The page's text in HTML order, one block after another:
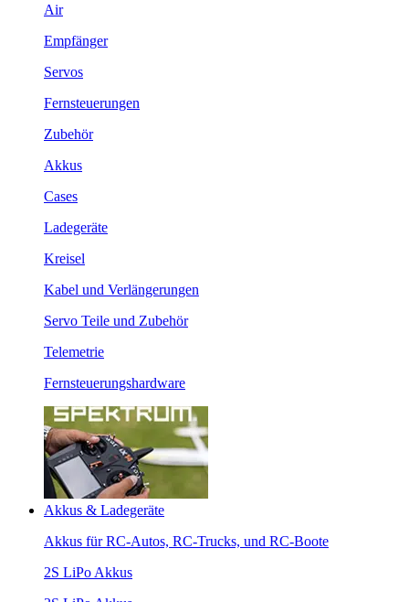
Air
Empfänger
Servos
Fernsteuerungen
Zubehör
Akkus
Cases
Ladegeräte
Kreisel
Kabel und Verlängerungen
Servo Teile und Zubehör
Telemetrie
Fernsteuerungshardware
Akkus & Ladegeräte
Akkus für RC-Autos, RC-Trucks, und RC-Boote
2S LiPo Akkus